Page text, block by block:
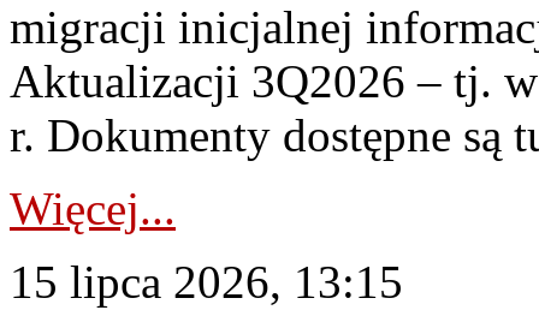
migracji inicjalnej
Aktualizacji 3Q2026 – tj.
r. Dokumenty dostępne są
Więcej...
15 lipca 2026, 13:15